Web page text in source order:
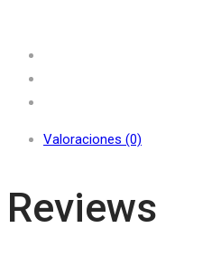
Valoraciones (0)
Reviews